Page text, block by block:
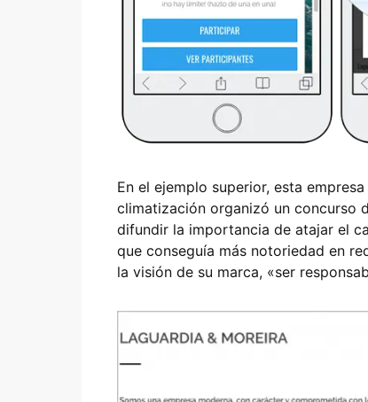
En el ejemplo superior, esta
climatización organizó un concurso
difundir la importancia de atajar el
que conseguía más notoriedad en
la visión de su marca, «ser